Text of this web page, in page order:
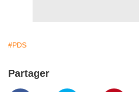
#PDS
Partager